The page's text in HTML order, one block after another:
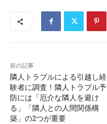
前の記事
隣人トラブルによる引越し経
験者に調査！隣人トラブル予
防には「厄介な隣人を避け
る」「隣人との人間関係構
築」の2つが重要